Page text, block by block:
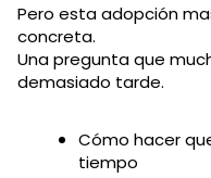
Pero esta adopción
concreta.
Una pregunta que
demasiado tarde.
Cómo hacer
tiempo